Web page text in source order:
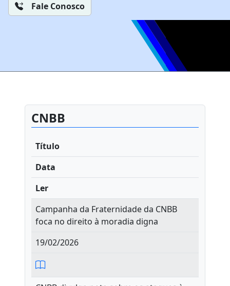
Fale Conosco
CNBB
Título
Data
Ler
Campanha da Fraternidade da CNBB
foca no direito à moradia digna
19/02/2026